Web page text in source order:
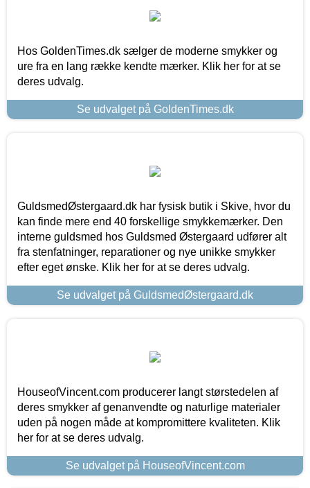
Hos GoldenTimes.dk sælger de moderne smykker og
ure fra en lang række kendte mærker. Klik her for at se
deres udvalg.
Se udvalget på GoldenTimes.dk
GuldsmedØstergaard.dk har fysisk butik i Skive, hvor du
kan finde mere end 40 forskellige smykkemærker. Den
interne guldsmed hos Guldsmed Østergaard udfører alt
fra stenfatninger, reparationer og nye unikke smykker
efter eget ønske. Klik her for at se deres udvalg.
Se udvalget på GuldsmedØstergaard.dk
HouseofVincent.com producerer langt størstedelen af
deres smykker af genanvendte og naturlige materialer
uden på nogen måde at kompromittere kvaliteten. Klik
her for at se deres udvalg.
Se udvalget på HouseofVincent.com